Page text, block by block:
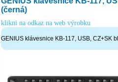
(černá)
klikni na odkaz na web výrobku
GENIUS klávesnice KB-117, USB, CZ+SK